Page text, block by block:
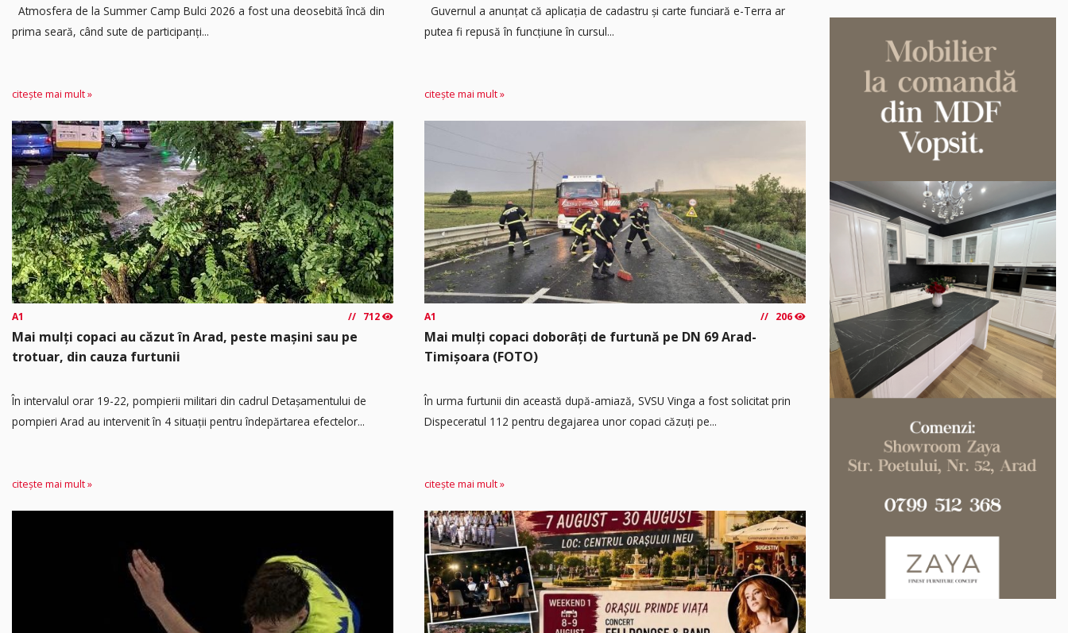
Atmosfera de la Summer Camp Bulci 2026 a fost una deosebită încă din
prima seară, când sute de participanți...
citește mai mult »
Guvernul a anunțat că aplicația de cadastru și carte funciară e-Terra ar
putea fi repusă în funcțiune în cursul...
citește mai mult »
A1 712
Mai mulți copaci au căzut în Arad, peste mașini sau pe
trotuar, din cauza furtunii
În intervalul orar 19-22, pompierii militari din cadrul Detașamentului de
pompieri Arad au intervenit în 4 situații pentru îndepărtarea efectelor...
citește mai mult »
A1 206
Mai mulți copaci doborâți de furtună pe DN 69 Arad-
Timișoara (FOTO)
În urma furtunii din această după-amiază, SVSU Vinga a fost solicitat prin
Dispeceratul 112 pentru degajarea unor copaci căzuți pe...
citește mai mult »